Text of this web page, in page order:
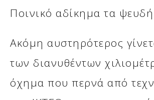
Ποινικό αδίκημα τα ψευδή
Ακόμη αυστηρότερος
των διανυθέντων
όχημα που περνά από